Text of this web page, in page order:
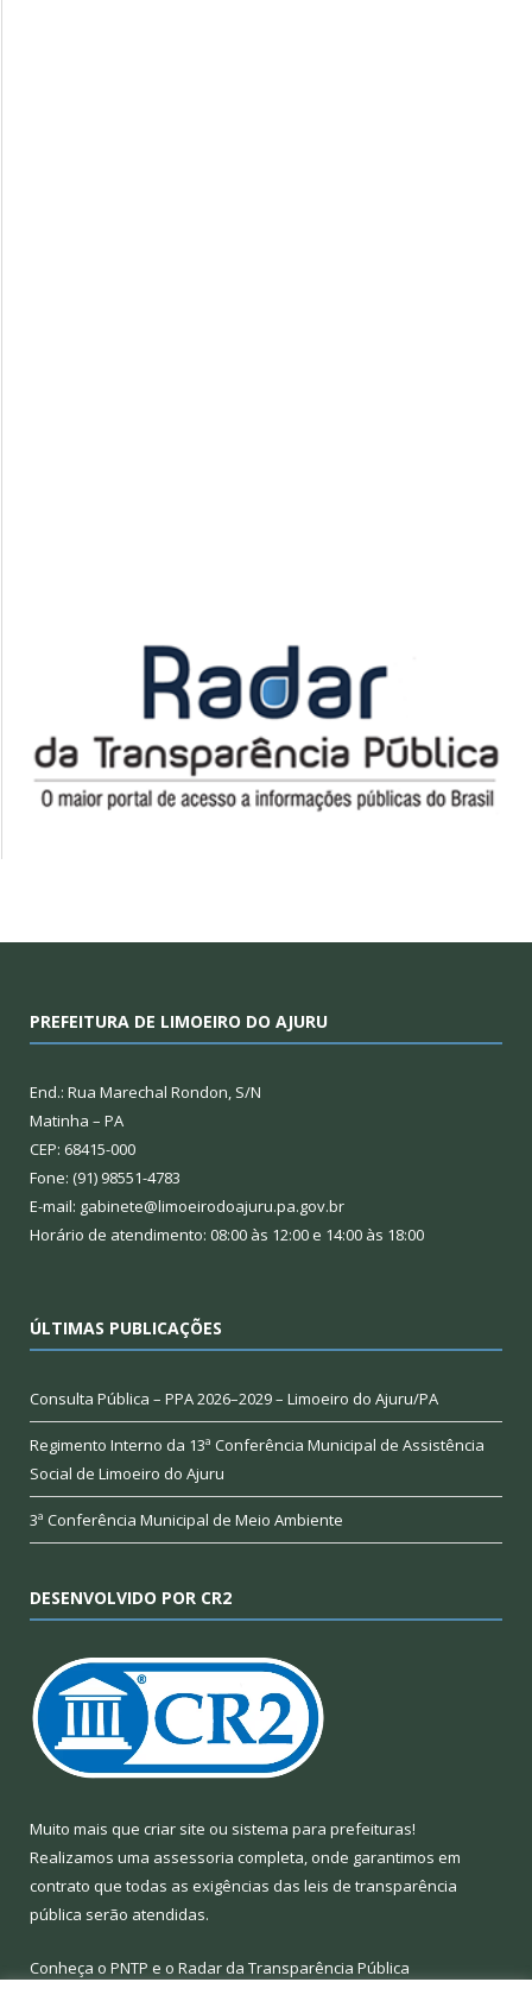
PREFEITURA DE LIMOEIRO DO AJURU
End.: Rua Marechal Rondon, S/N
Matinha – PA
CEP: 68415-000
Fone: (91) 98551-4783
E-mail: gabinete@limoeirodoajuru.pa.gov.br
Horário de atendimento: 08:00 às 12:00 e 14:00 às 18:00
ÚLTIMAS PUBLICAÇÕES
Consulta Pública – PPA 2026–2029 – Limoeiro do Ajuru/PA
Regimento Interno da 13ª Conferência Municipal de Assistência
Social de Limoeiro do Ajuru
3ª Conferência Municipal de Meio Ambiente
DESENVOLVIDO POR CR2
Muito mais que criar site ou sistema para prefeituras!
Realizamos uma assessoria completa, onde garantimos em
contrato que todas as exigências das leis de transparência
pública serão atendidas.
Conheça o PNTP e o Radar da Transparência Pública